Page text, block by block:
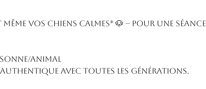
vos chiens calmes* 🐶 – pour une séance
animal
authentique avec toutes les générations.